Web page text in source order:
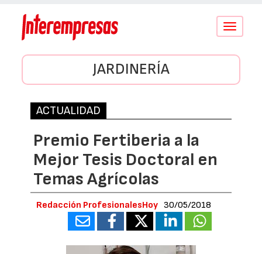
Conmutar
JARDINERÍA
ACTUALIDAD
Premio Fertiberia a la
Mejor Tesis Doctoral en
Temas Agrícolas
Redacción ProfesionalesHoy 30/05/2018